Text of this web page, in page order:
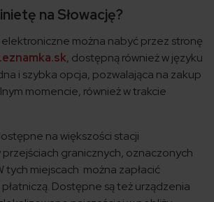
na Słowację?
elektroniczne można nabyć przez stronę
, dostępną również w języku
i szybka opcja, pozwalająca na zakup
momencie, również w trakcie
na większości stacji
granicznych, oznaczonych
tych miejscach można zapłacić
Dostępne są też urządzenia